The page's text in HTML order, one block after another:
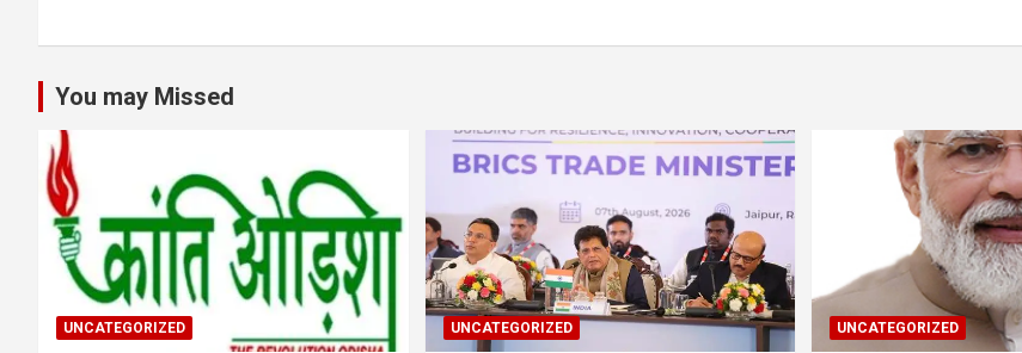
You may Missed
UNCATEGORIZED UNCATEGORIZED UNCATEGORIZED